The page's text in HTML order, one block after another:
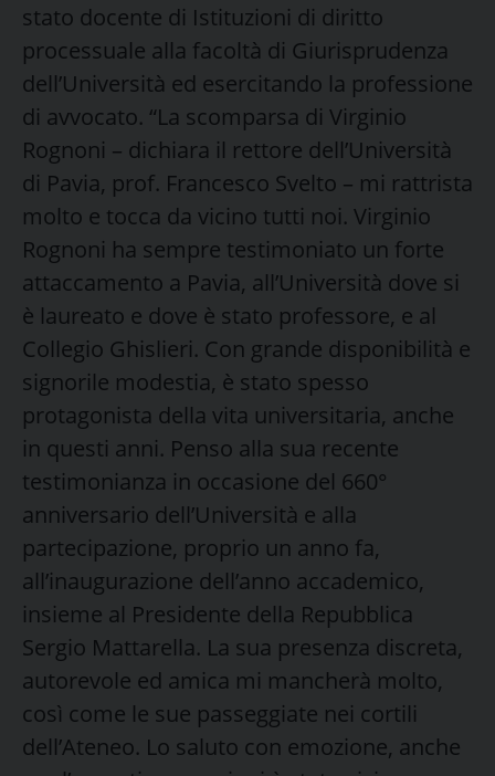
stato docente di Istituzioni di diritto
processuale alla facoltà di Giurisprudenza
dell’Università ed esercitando la professione
di avvocato. “La scomparsa di Virginio
Rognoni – dichiara il rettore dell’Università
di Pavia, prof. Francesco Svelto – mi rattrista
molto e tocca da vicino tutti noi. Virginio
Rognoni ha sempre testimoniato un forte
attaccamento a Pavia, all’Università dove si
è laureato e dove è stato professore, e al
Collegio Ghislieri. Con grande disponibilità e
signorile modestia, è stato spesso
protagonista della vita universitaria, anche
in questi anni. Penso alla sua recente
testimonianza in occasione del 660°
anniversario dell’Università e alla
partecipazione, proprio un anno fa,
all’inaugurazione dell’anno accademico,
insieme al Presidente della Repubblica
Sergio Mattarella. La sua presenza discreta,
autorevole ed amica mi mancherà molto,
così come le sue passeggiate nei cortili
dell’Ateneo. Lo saluto con emozione, anche